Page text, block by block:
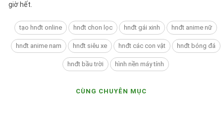
giờ hết.
tạo hnđt online hnđt chon lọc hnđt gái xinh hnđt anime nữ
hnđt anime nam hnđt siêu xe hnđt các con vật hnđt bóng đá
hnđt bầu trời hình nền máy tính
CÙNG CHUYÊN MỤC